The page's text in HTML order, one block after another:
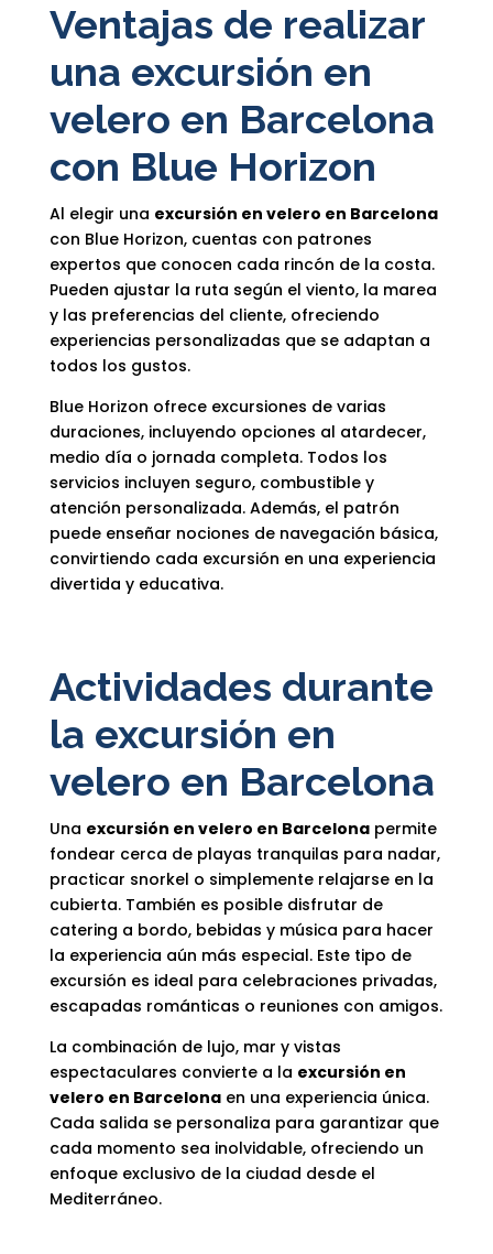
Ventajas de realizar
una excursión en
velero en Barcelona
con Blue Horizon
Al elegir una excursión en velero en Barcelona
con Blue Horizon, cuentas con patrones
expertos que conocen cada rincón de la costa.
Pueden ajustar la ruta según el viento, la marea
y las preferencias del cliente, ofreciendo
experiencias personalizadas que se adaptan a
todos los gustos.
Blue Horizon ofrece excursiones de varias
duraciones, incluyendo opciones al atardecer,
medio día o jornada completa. Todos los
servicios incluyen seguro, combustible y
atención personalizada. Además, el patrón
puede enseñar nociones de navegación básica,
convirtiendo cada excursión en una experiencia
divertida y educativa.
Actividades durante
la excursión en
velero en Barcelona
Una excursión en velero en Barcelonapermite
fondear cerca de playas tranquilas para nadar,
practicar snorkel o simplemente relajarse en la
cubierta. También es posible disfrutar de
catering a bordo, bebidas y música para hacer
la experiencia aún más especial. Este tipo de
excursión es ideal para celebraciones privadas,
escapadas románticas o reuniones con amigos.
La combinación de lujo, mar y vistas
espectaculares convierte a la excursión en
velero en Barcelonaen una experiencia única.
Cada salida se personaliza para garantizar que
cada momento sea inolvidable, ofreciendo un
enfoque exclusivo de la ciudad desde el
Mediterráneo.